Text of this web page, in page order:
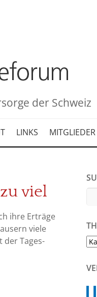
der Schweiz
LINKS MITGLIEDER
viel
ihre Erträge
viele
der Tages-